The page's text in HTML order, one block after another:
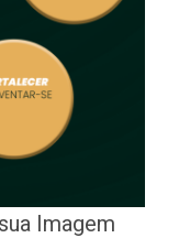
Imagem